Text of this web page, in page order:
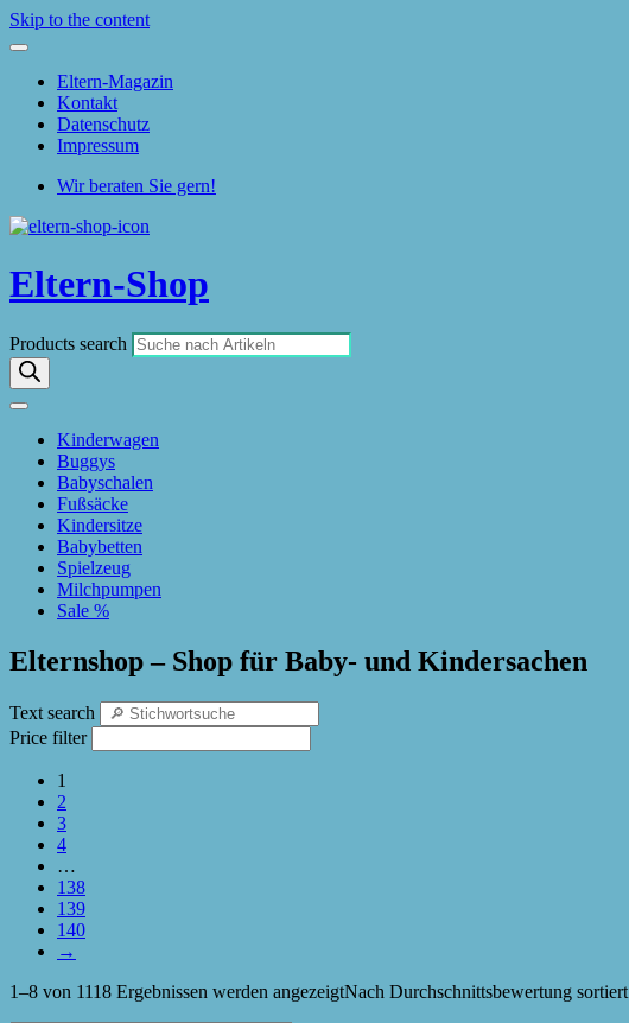
Skip to the content
Eltern-Magazin
Kontakt
Datenschutz
Impressum
Wir beraten Sie gern!
Eltern-Shop
Products search
Kinderwagen
Buggys
Babyschalen
Fußsäcke
Kindersitze
Babybetten
Spielzeug
Milchpumpen
Sale %
Elternshop – Shop für Baby- und Kindersachen
Text search
Price filter
1
2
3
4
…
138
139
140
→
1–8 von 1118 Ergebnissen werden angezeigtNach Durchschnittsbewertung sortiert